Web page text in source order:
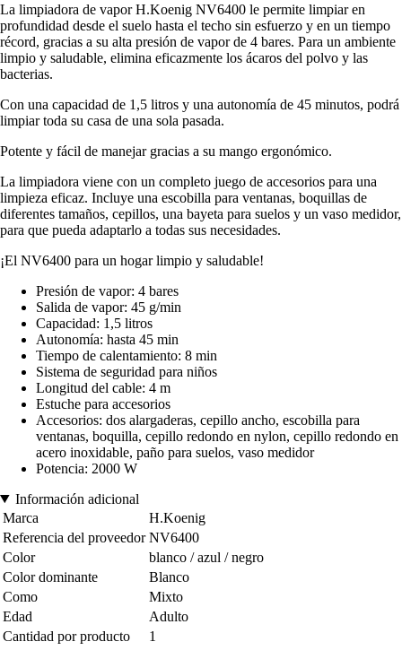
La limpiadora de vapor H.Koenig NV6400 le permite limpiar en
profundidad desde el suelo hasta el techo sin esfuerzo y en un tiempo
récord, gracias a su alta presión de vapor de 4 bares. Para un ambiente
limpio y saludable, elimina eficazmente los ácaros del polvo y las
bacterias.
Con una capacidad de 1,5 litros y una autonomía de 45 minutos, podrá
limpiar toda su casa de una sola pasada.
Potente y fácil de manejar gracias a su mango ergonómico.
La limpiadora viene con un completo juego de accesorios para una
limpieza eficaz. Incluye una escobilla para ventanas, boquillas de
diferentes tamaños, cepillos, una bayeta para suelos y un vaso medidor,
para que pueda adaptarlo a todas sus necesidades.
¡El NV6400 para un hogar limpio y saludable!
Presión de vapor: 4 bares
Salida de vapor: 45 g/min
Capacidad: 1,5 litros
Autonomía: hasta 45 min
Tiempo de calentamiento: 8 min
Sistema de seguridad para niños
Longitud del cable: 4 m
Estuche para accesorios
Accesorios: dos alargaderas, cepillo ancho, escobilla para
ventanas, boquilla, cepillo redondo en nylon, cepillo redondo en
acero inoxidable, paño para suelos, vaso medidor
Potencia: 2000 W
Información adicional
Marca
H.Koenig
Referencia del proveedor NV6400
Color
blanco / azul / negro
Color dominante
Blanco
Como
Mixto
Edad
Adulto
Cantidad por producto
1